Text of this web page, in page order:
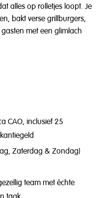
alles op rolletjes loopt. Je
bakt verse grillburgers,
met een glimlach
CAO, inclusief 25
Zaterdag & Zondag)
team met échte